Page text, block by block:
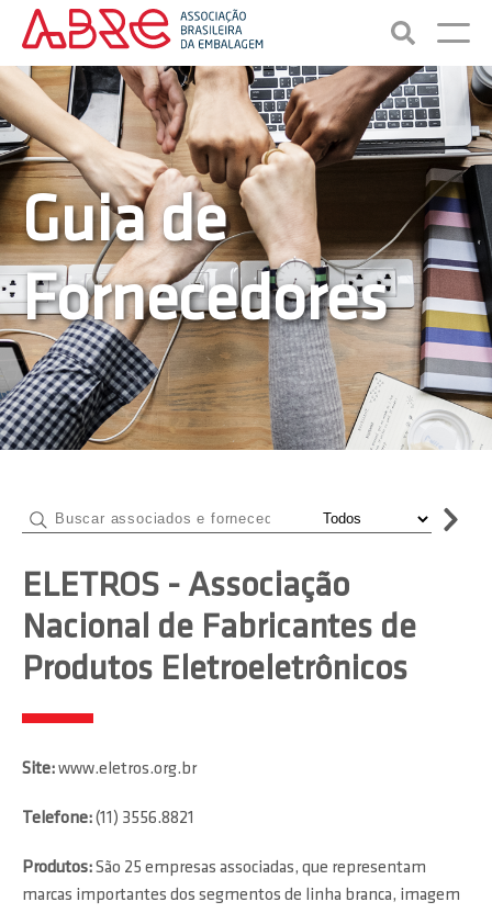
Guia de
Fornecedores
ELETROS - Associação
Nacional de Fabricantes de
Produtos Eletroeletrônicos
Site:www.eletros.org.br
Telefone:(11) 3556.8821
Produtos:São 25 empresas associadas, que representam
marcas importantes dos segmentos de linha branca, imagem